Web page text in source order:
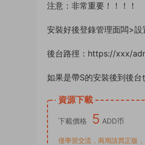
注意：非常重要！！！！
安裝好後登錄管理面闆>
後台路徑：https://xxx/
如果是帶S的安裝後到後台
資源下載
下載價格 5 ADD币
僅學習交流，商用請買正版